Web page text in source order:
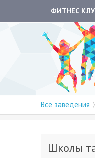
ФИТНЕС
Все заведения
Школы